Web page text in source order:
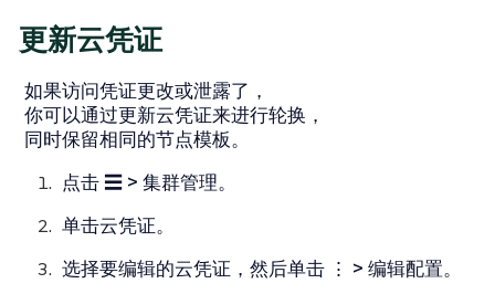
更新云凭证
如果访问凭证更改或泄露了，
你可以通过更新云凭证来进行轮换，
同时保留相同的节点模板。
点击 ☰ > 集群管理。
单击云凭证。
选择要编辑的云凭证，然后单击 ⋮ > 编辑配置。